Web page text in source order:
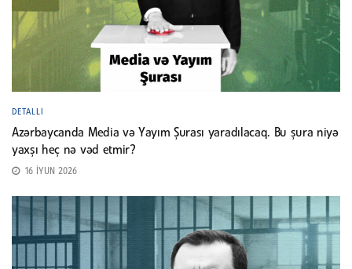
DETALLI
Azərbaycanda Media və Yayım Şurası yaradılacaq. Bu şura niyə
yaxşı heç nə vəd etmir?
16 İYUN 2026